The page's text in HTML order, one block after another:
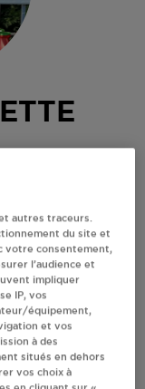
gaz
REVENDEUR
autres traceurs.
du site et
votre consentement,
l’audience et
impliquer
IP, vos
équipement,
et vos
à des
situés en dehors
vos choix à